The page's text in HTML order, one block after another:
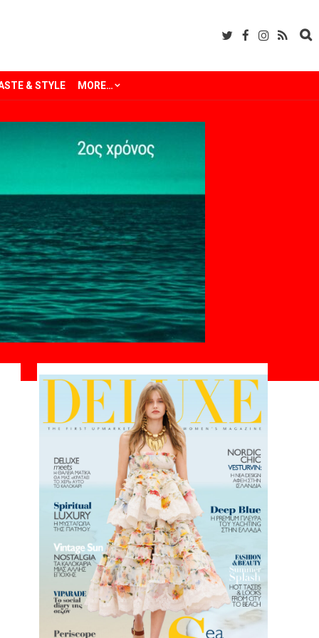
& STYLE MORE…